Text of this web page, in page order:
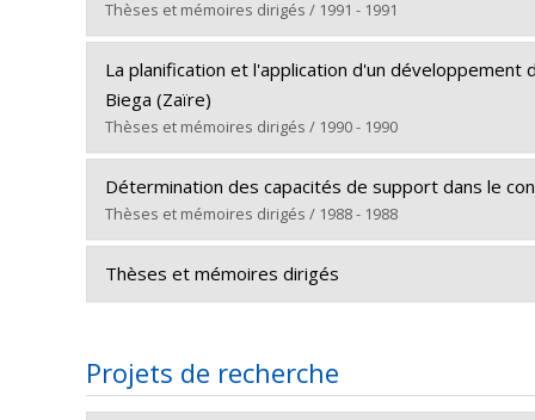
Cycle : Doctorat
Diplôme obtenu :Ph. D.
Lien vers le document dans Papyrus
Thèses et mémoires dirigés / 1991 - 1991
Diplômé(e) :Eveillard, Catherine
Cycle :Maîtrise
Diplôme obtenu :M. Sc.
Lien vers le document dans Papyrus
La planification et l'application d'un
Biega (Zaïre)
Thèses et mémoires dirigés / 1990 - 1990
Diplômé(e) :Kasisi, Robert
Cycle : Doctorat
Diplôme obtenu :Ph. D.
Lien vers le document dans Papyrus
Détermination des capacités de support dans le
Thèses et mémoires dirigés / 1988 - 1988
Diplômé(e) :Barabé, André
Cycle :Doctorat
Lien vers le document dans Papyrus
Thèses et mémoires dirigés
2013 - Malo, Juan X.; Invention topographique et
Projets de recherche